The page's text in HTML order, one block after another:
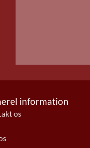
information
os